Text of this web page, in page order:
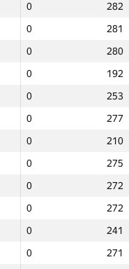
0
282
0
281
0
280
0
192
0
253
0
277
0
210
0
275
0
272
0
272
0
241
0
271